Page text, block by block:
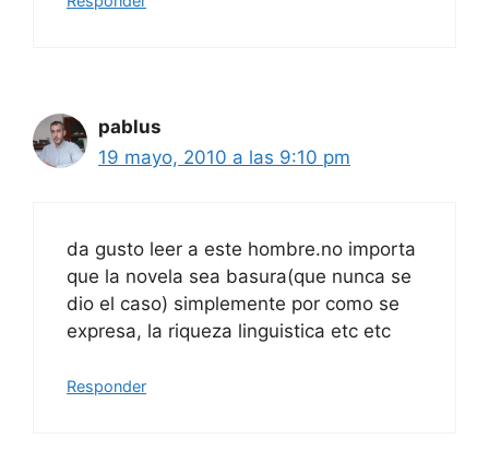
pablus
19 mayo, 2010 a las 9:10 pm
da gusto leer a este hombre.no importa
que la novela sea basura(que nunca se
dio el caso) simplemente por como se
expresa, la riqueza linguistica etc etc
Responder